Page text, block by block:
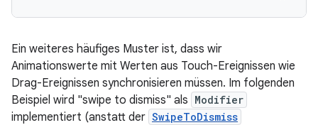
Ein weiteres häufiges Muster ist, dass wir
Animationswerte mit Werten aus Touch-Ereignissen wie
Drag-Ereignissen synchronisieren müssen. Im folgenden
Beispiel wird "swipe to dismiss" als Modifier
implementiert (anstatt der SwipeToDismiss